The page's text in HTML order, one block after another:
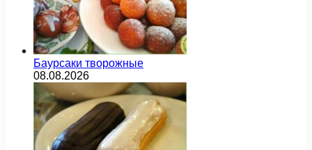
Баурсаки творожные
08.08.2026